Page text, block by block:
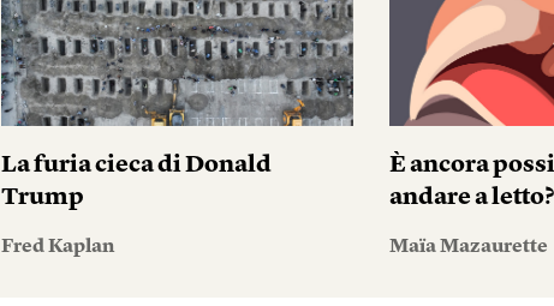
La furia cieca di Donald
Trump
Fred Kaplan
È ancora
andare a letto?
Maïa Mazaurette